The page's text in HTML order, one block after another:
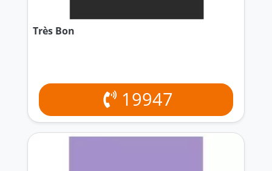
Très Bon
19947